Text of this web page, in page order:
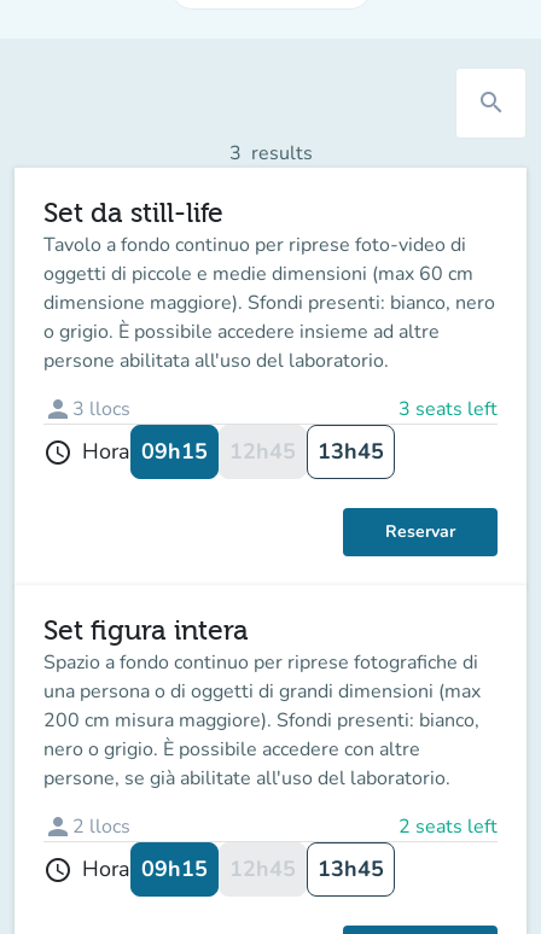
search
3 results
Set da still-life
Tavolo a fondo continuo per riprese foto-video di
oggetti di piccole e medie dimensioni (max 60 cm
dimensione maggiore). Sfondi presenti: bianco, nero
o grigio. È possibile accedere insieme ad altre
persone abilitata all'uso del laboratorio.
person 3 llocs 3 seats left
schedule Hora 09h15 12h45 13h45
Reservar
Set figura intera
Spazio a fondo continuo per riprese fotografiche di
una persona o di oggetti di grandi dimensioni (max
200 cm misura maggiore). Sfondi presenti: bianco,
nero o grigio. È possibile accedere con altre
persone, se già abilitate all'uso del laboratorio.
person 2 llocs 2 seats left
schedule Hora 09h15 12h45 13h45